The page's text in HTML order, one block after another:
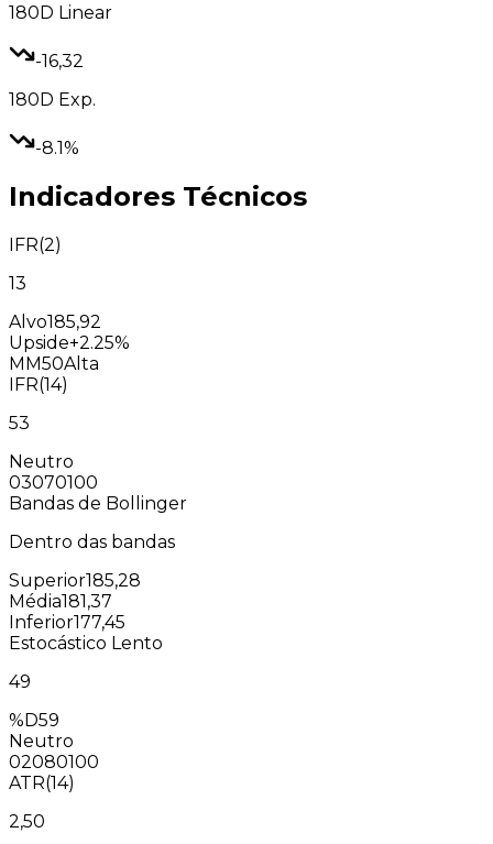
180D Linear
-16,32
180D Exp.
-8.1%
Indicadores Técnicos
IFR(2)
13
Alvo185,92
Upside+2.25%
MM50Alta
IFR(14)
53
Neutro
03070100
Bandas de Bollinger
Dentro das bandas
Superior185,28
Média181,37
Inferior177,45
Estocástico Lento
49
%D59
Neutro
02080100
ATR(14)
2,50